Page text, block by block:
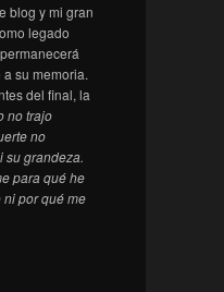
blog y mi gran
legado
su memoria.
del final, la
no trajo
no
su grandeza.
para qué he
por qué me